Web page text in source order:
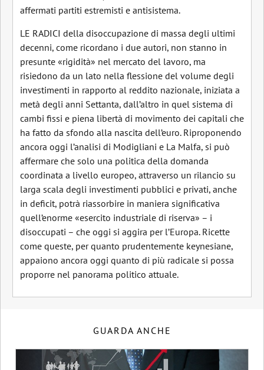
affermati partiti estremisti e antisistema.
LE RADICI della disoccupazione di massa degli ultimi
decenni, come ricordano i due autori, non stanno in
presunte «rigidità» nel mercato del lavoro, ma
risiedono da un lato nella flessione del volume degli
investimenti in rapporto al reddito nazionale, iniziata a
metà degli anni Settanta, dall’altro in quel sistema di
cambi fissi e piena libertà di movimento dei capitali che
ha fatto da sfondo alla nascita dell’euro. Riproponendo
ancora oggi l’analisi di Modigliani e La Malfa, si può
affermare che solo una politica della domanda
coordinata a livello europeo, attraverso un rilancio su
larga scala degli investimenti pubblici e privati, anche
in deficit, potrà riassorbire in maniera significativa
quell’enorme «esercito industriale di riserva» – i
disoccupati – che oggi si aggira per l’Europa. Ricette
come queste, per quanto prudentemente keynesiane,
appaiono ancora oggi quanto di più radicale si possa
proporre nel panorama politico attuale.
GUARDA ANCHE